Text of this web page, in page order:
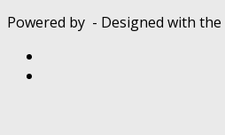
Powered by - Designed with the